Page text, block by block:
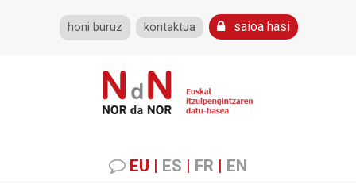
honi buruz kontaktua saioa hasi
EU | ES | FR | EN